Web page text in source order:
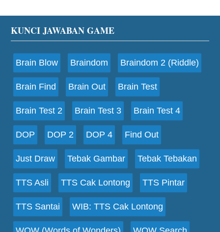
Footer
KUNCI JAWABAN GAME
Brain Blow Braindom Braindom 2 (Riddle)
Brain Find Brain Out Brain Test
Brain Test 2 Brain Test 3 Brain Test 4
DOP DOP 2 DOP 4 Find Out
Just Draw Tebak Gambar Tebak Tebakan
TTS Asli TTS Cak Lontong TTS Pintar
TTS Santai WIB: TTS Cak Lontong